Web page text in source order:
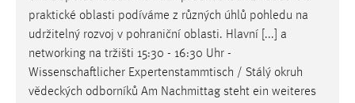
praktické oblasti podíváme z různých úhlů pohledu na
udržitelný rozvoj v pohraniční oblasti. Hlavní [...] a
networking na tržišti 15:30 - 16:30 Uhr -
Wissenschaftlicher Expertenstammtisch / Stálý okruh
vědeckých odborníků Am Nachmittag steht ein weiteres